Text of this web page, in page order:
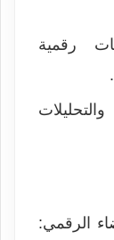
رقمية
الرقمي: